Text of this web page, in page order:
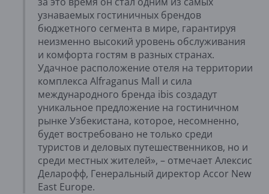
узнаваемых гостиничных брендов
бюджетного сегмента в мире, гарантируя
неизменно высокий уровень обслуживания
и комфорта гостям в разных странах.
Удачное расположение отеля на территории
комплекса Alfraganus Mall и сила
международного бренда ibis создадут
уникальное предложение на гостиничном
рынке Узбекистана, которое, несомненно,
будет востребовано не только среди
туристов и деловых путешественников, но и
среди местных жителей», – отмечает Алексис
Деларофф, Генеральный директор Accor New
East Europe.